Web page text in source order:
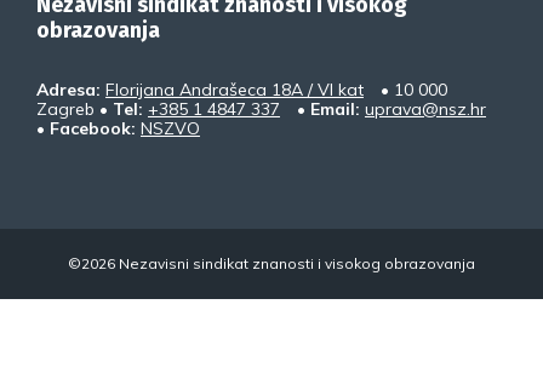
obrazovanja
Adresa: Florijana Andrašeca 18A / VI kat
• 10 000
Zagreb • Tel: +385 1 4847 337 • Email: uprava@nsz.hr
• Facebook: NSZVO
©2026 Nezavisni sindikat znanosti i visokog obrazovanja